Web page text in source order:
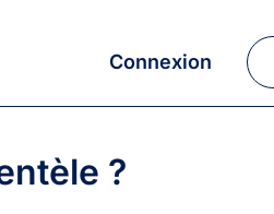
Connexion
?